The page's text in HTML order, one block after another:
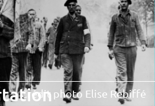
Crédit photo Elise Rebiffé